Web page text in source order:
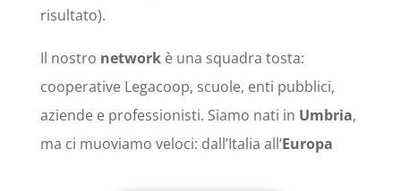
risultato).
Il nostro networkè una squadra tosta:
cooperative Legacoop, scuole, enti pubblici,
aziende e professionisti. Siamo nati in Umbria,
ma ci muoviamo veloci: dall’Italia all’Europa